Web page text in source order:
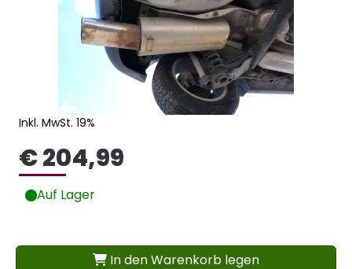
Inkl. MwSt. 19%
€ 204,99
Auf Lager
In den Warenkorb legen